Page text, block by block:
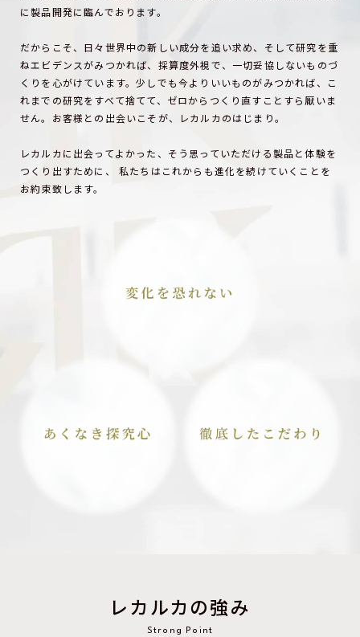
に製品開発に臨んでおります。
だからこそ、日々世界中の新しい成分を追い求め、 そして研究を重
ねエビデンスがみつかれば、採算度外視で、 一切妥協しないものづ
くりを心がけています。少しでも今よりいいものがみつかれば、こ
れまでの研究をすべて捨てて、ゼロからつくり直すことすら厭いま
せん。 お客様との出会いこそが、レカルカのはじまり。
レカルカに出会ってよかった、そう思っていただける製品と体験を
つくり出すために、
私たちはこれからも進化を続けていくことを
お約束致します。
レカルカの強み
Strong Point